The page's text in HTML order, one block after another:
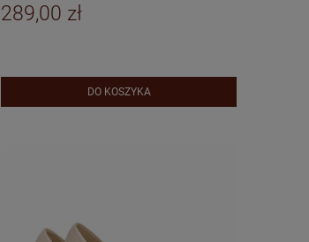
289,00 zł
DO KOSZYKA